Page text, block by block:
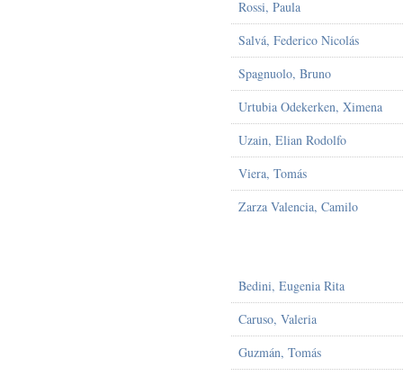
Rossi, Paula
Salvá, Federico Nicolás
Spagnuolo, Bruno
Urtubia Odekerken, Ximena
Uzain, Elian Rodolfo
Viera, Tomás
Zarza Valencia, Camilo
Bedini, Eugenia Rita
Caruso, Valeria
Guzmán, Tomás